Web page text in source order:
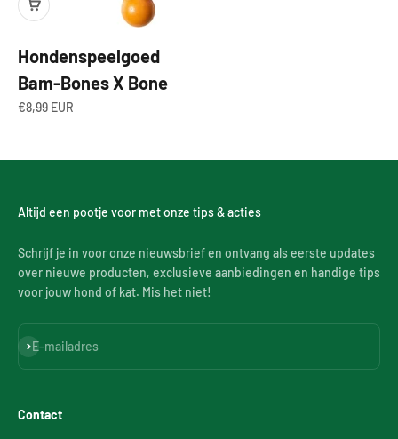
Hondenspeelgoed
Bam-Bones X Bone
Aanbiedingsprijs
€8,99 EUR
Altijd een pootje voor met onze tips & acties
Schrijf je in voor onze nieuwsbrief en ontvang als eerste updates
over nieuwe producten, exclusieve aanbiedingen en handige tips
voor jouw hond of kat. Mis het niet!
E-mailadres
Abonneren
Contact